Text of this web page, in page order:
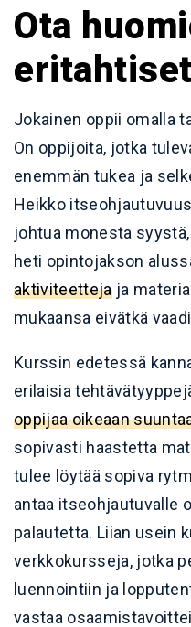
Ota
Jokainen oppii omalla
On oppijoita, jotka
enemmän tukea ja
Heikko
johtua monesta
heti opintojakson
aktiviteettejaja
mukaansa eivätkä
Kurssin edetessä
erilaisia
oppijaa oikeaan
sopivasti haastetta
tulee löytää sopiva
antaa itseohjautuvalle
palautetta. Liian usein
verkkokursseja, jotka
luennointiin ja
vastaa